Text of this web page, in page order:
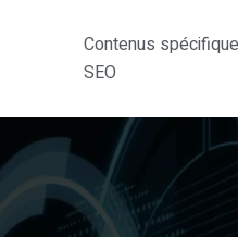
Contenus
SEO